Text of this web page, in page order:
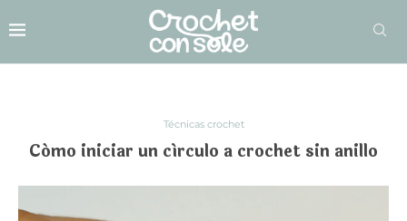
Técnicas crochet
Cómo iniciar un círculo a crochet sin anillo